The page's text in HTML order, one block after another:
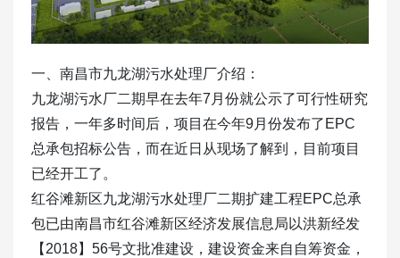
一、南昌市九龙湖污水处理厂介绍：
九龙湖污水厂二期早在去年7月份就公示了可行性研究
报告，一年多时间后，项目在今年9月份发布了EPC
总承包招标公告，而在近日从现场了解到，目前项目
已经开工了。
红谷滩新区九龙湖污水处理厂二期扩建工程EPC总承
包已由南昌市红谷滩新区经济发展信息局以洪新经发
【2018】56号文批准建设，建设资金来自自筹资金，